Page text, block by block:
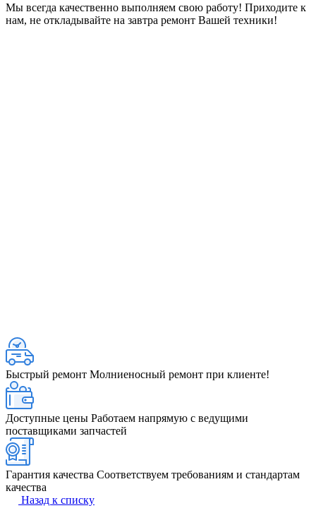
Мы всегда качественно выполняем свою работу! Приходите к
нам, не откладывайте на завтра ремонт Вашей техники!
Быстрый ремонт Молниеносный ремонт при клиенте!
Доступные цены Работаем напрямую с ведущими
поставщиками запчастей
Гарантия качества Соответствуем требованиям и стандартам
качества
Назад к списку